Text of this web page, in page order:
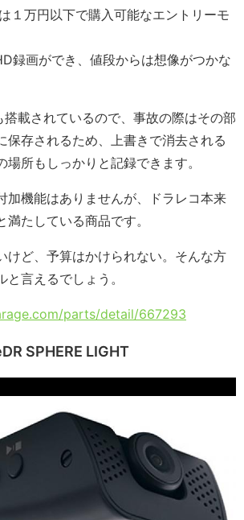
１万円以下で購入可能なエントリーモ
録画ができ、値段からは想像がつかな
搭載されているので、事故の際はその部
保存されるため、上書きで消去される
場所もしっかりと記録できます。
加機能はありませんが、ドラレコ本来
たしている商品です。
けど、予算はかけられない。そんな方
言えるでしょう。
parts/detail/667293
SPHERE LIGHT